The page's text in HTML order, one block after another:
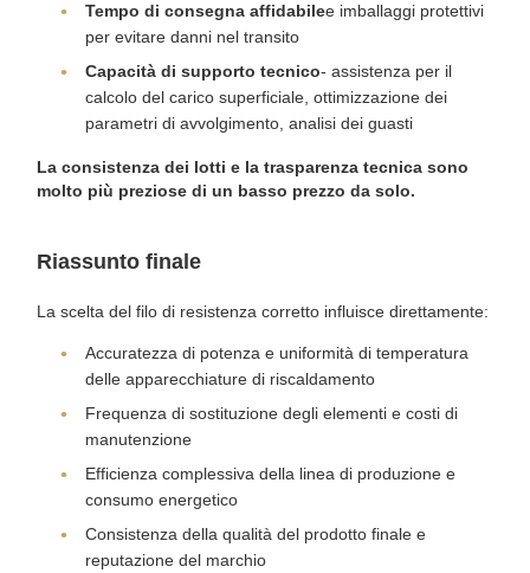
Tempo di consegna affidabilee imballaggi protettivi
per evitare danni nel transito
Capacità di supporto tecnico- assistenza per il
calcolo del carico superficiale, ottimizzazione dei
parametri di avvolgimento, analisi dei guasti
La consistenza dei lotti e la trasparenza tecnica sono
molto più preziose di un basso prezzo da solo.
Riassunto finale
La scelta del filo di resistenza corretto influisce direttamente:
Accuratezza di potenza e uniformità di temperatura
delle apparecchiature di riscaldamento
Frequenza di sostituzione degli elementi e costi di
manutenzione
Efficienza complessiva della linea di produzione e
consumo energetico
Consistenza della qualità del prodotto finale e
reputazione del marchio